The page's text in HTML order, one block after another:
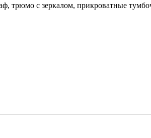
трюмо с зеркалом, прикроватные